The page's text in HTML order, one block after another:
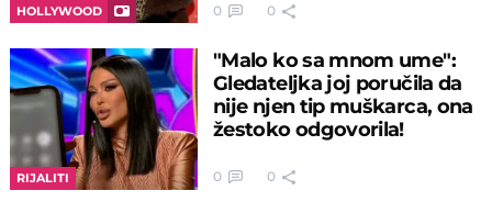
HOLLYWOOD 0 0
RIJALITI
"Malo ko sa mnom ume":
Gledateljka joj poručila da
nije njen tip muškarca, ona
žestoko odgovorila!
0 0